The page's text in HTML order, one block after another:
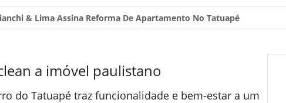
& Lima Assina Reforma De Apartamento No Tatuapé
a imóvel paulistano
do Tatuapé traz funcionalidade e bem-estar a um